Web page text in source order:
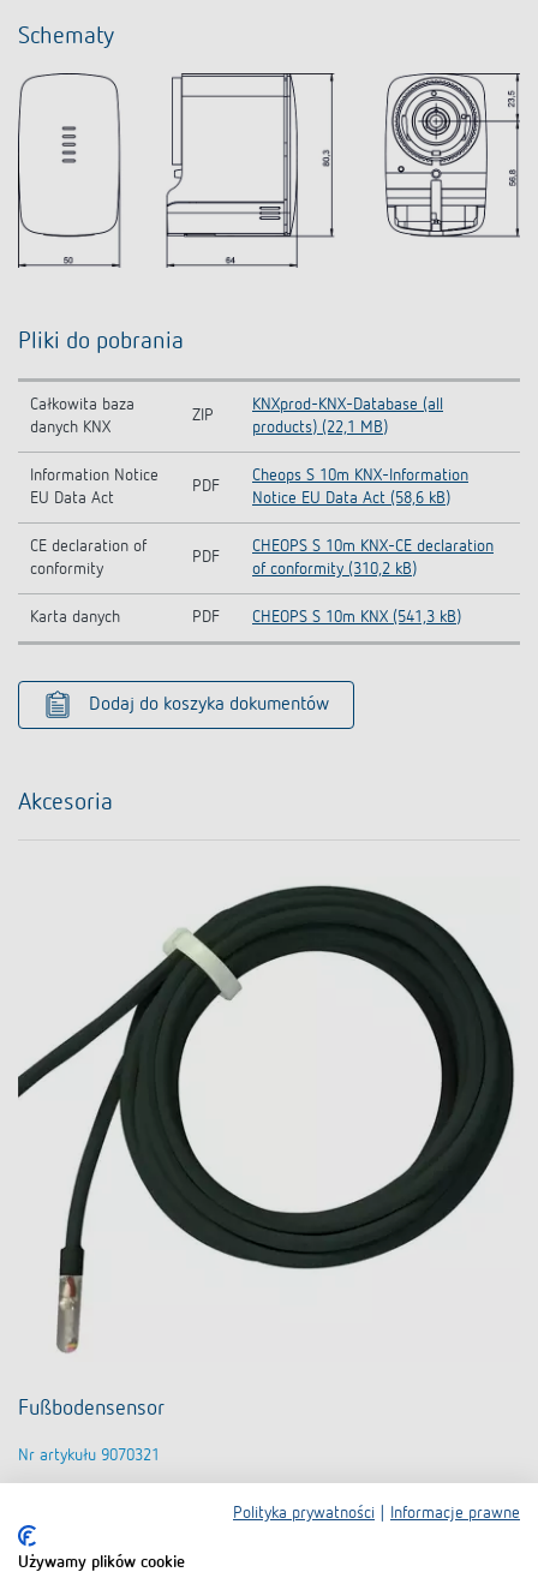
Schematy
Pliki do pobrania
Całkowita baza
danych KNX
ZIP
KNXprod-KNX-Database (all
products) (22,1 MB)
Information Notice
EU Data Act
PDF
Cheops S 10m KNX-Information
Notice EU Data Act (58,6 kB)
CE declaration of
conformity
PDF
CHEOPS S 10m KNX-CE declaration
of conformity (310,2 kB)
Karta danych PDF CHEOPS S 10m KNX (541,3 kB)
Dodaj do koszyka dokumentów
Akcesoria
Fußbodensensor
Nr artykułu 9070321
Polityka prywatności Informacje prawne
Używamy plików cookie